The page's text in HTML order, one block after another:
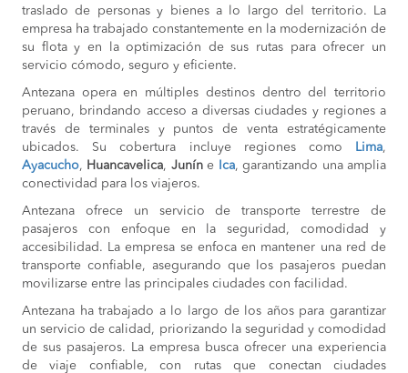
traslado de personas y bienes a lo largo del territorio. La
empresa ha trabajado constantemente en la modernización de
su flota y en la optimización de sus rutas para ofrecer un
servicio cómodo, seguro y eficiente.
Antezana opera en múltiples destinos dentro del territorio
peruano, brindando acceso a diversas ciudades y regiones a
través de terminales y puntos de venta estratégicamente
ubicados. Su cobertura incluye regiones como
Lima,
Ayacucho, Huancavelica, Juníne Ica, garantizando una amplia
conectividad para los viajeros.
Antezana ofrece un servicio de transporte terrestre de
pasajeros con enfoque en la seguridad, comodidad y
accesibilidad. La empresa se enfoca en mantener una red de
transporte confiable, asegurando que los pasajeros puedan
movilizarse entre las principales ciudades con facilidad.
Antezana ha trabajado a lo largo de los años para garantizar
un servicio de calidad, priorizando la seguridad y comodidad
de sus pasajeros. La empresa busca ofrecer una experiencia
de viaje confiable, con rutas que conectan ciudades